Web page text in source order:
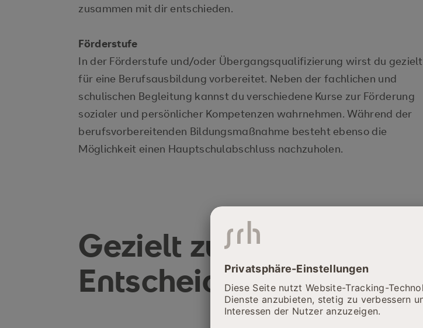
zusammen mit dir entschieden.
Förderstufe
In der Förderstufe und/oder Übergangsqualifizierung wirst du gezielt
für eine Berufsausbildung vorbereitet. Neben der fachlichen und
schulischen Begleitung kannst du verschiedene Kurse zur Förderung
sozialer und persönlicher Kompetenzen wahrnehmen. Während der
berufsvorbereitenden Bildungsmaßnahme besteht ebenso die
Möglichkeit einen Hauptschulabschluss nachzuholen.
Gezielt zur deiner
Entscheidungsfindung